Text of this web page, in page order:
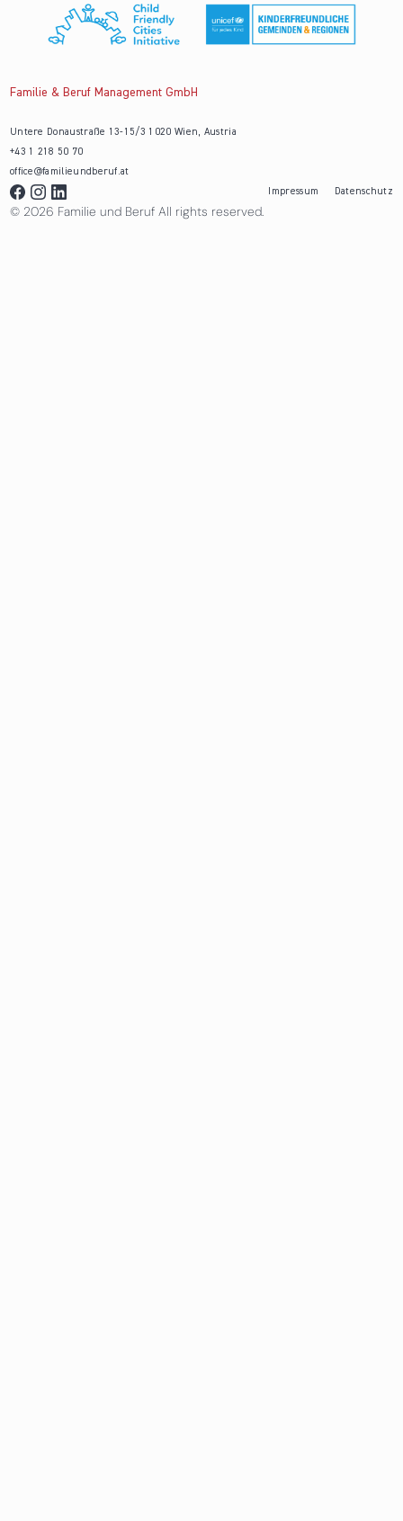
Familie & Beruf Management GmbH
Untere Donaustraße 13-15/3 1020 Wien, Austria
+43 1 218 50 70
office@familieundberuf.at
Impressum
Datenschutz
© 2026 Familie und Beruf All rights reserved.